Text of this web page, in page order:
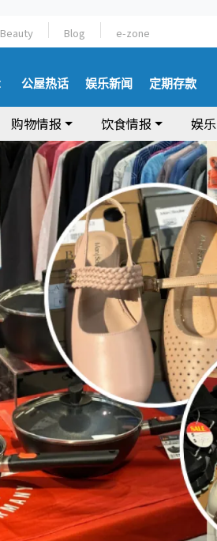
Beauty Blog e-zone
公屋热话 娱乐新闻 定期存款
购物情报 饮食情报 娱乐